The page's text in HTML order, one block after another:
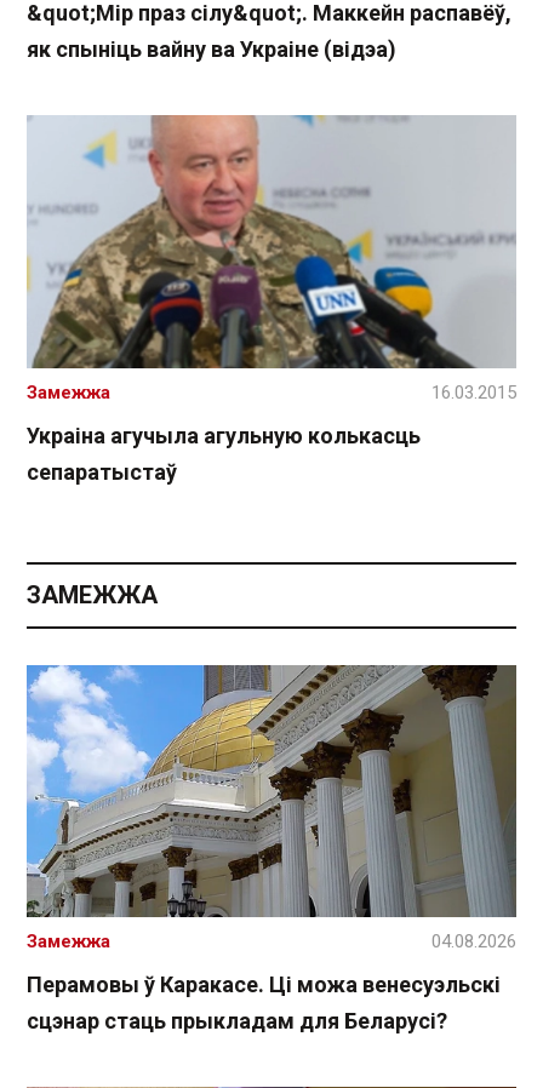
&quot;Мір праз сілу&quot;. Маккейн распавёў,
як спыніць вайну ва Украіне (відэа)
Украіна агучыла агульную колькасць
сепаратыстаў
Замежжа 16.03.2015
ЗАМЕЖЖА
Перамовы ў Каракасе. Ці можа венесуэльскі
сцэнар стаць прыкладам для Беларусі?
Замежжа 04.08.2026